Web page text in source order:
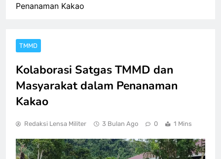
Penanaman Kakao
TMMD
Kolaborasi Satgas TMMD dan
Masyarakat dalam Penanaman
Kakao
Redaksi Lensa Militer 3 Bulan Ago 0 1 Mins